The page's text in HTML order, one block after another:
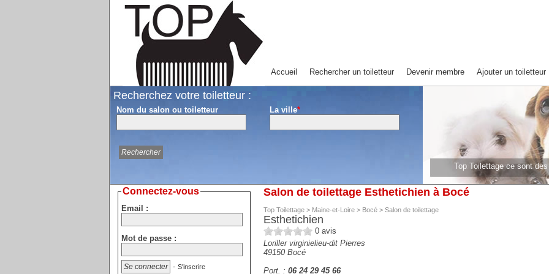
Accueil Rechercher un toiletteur Devenir membre Ajouter un toiletteur
Recherchez votre toiletteur :
Nom du salon ou toiletteur La ville*
Top Toilettage ce sont
Top Toilettage ce sont
Salon de toilettage Esthetichien à Bocé
Top Toilettage> Maine-et-Loire> Bocé> Salon de toilettage
Esthetichien
0avis
Loriller virginielieu-dit Pierres
49150 Bocé
Port. : 06 24 29 45 66
Connectez-vous
Email :
Mot de passe :
- S'inscrire